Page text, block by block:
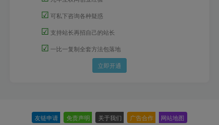
☑ 可私下咨询各种疑惑
☑ 支持站长再招自己的站长
☑ 一比一复制全套方法包落地
立即开通
友链申请 免责声明 关于我们 广告合作 网站地图